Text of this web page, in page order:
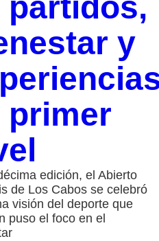
partidos,
y
primer
edición, el Abierto
de Los Cabos se celebró
visión del deporte que
puso el foco en el